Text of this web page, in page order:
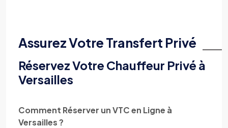
Assurez Votre Transfert Privé
Réservez Votre Chauffeur Privé à
Versailles
Comment Réserver un VTC en Ligne à
Versailles ?